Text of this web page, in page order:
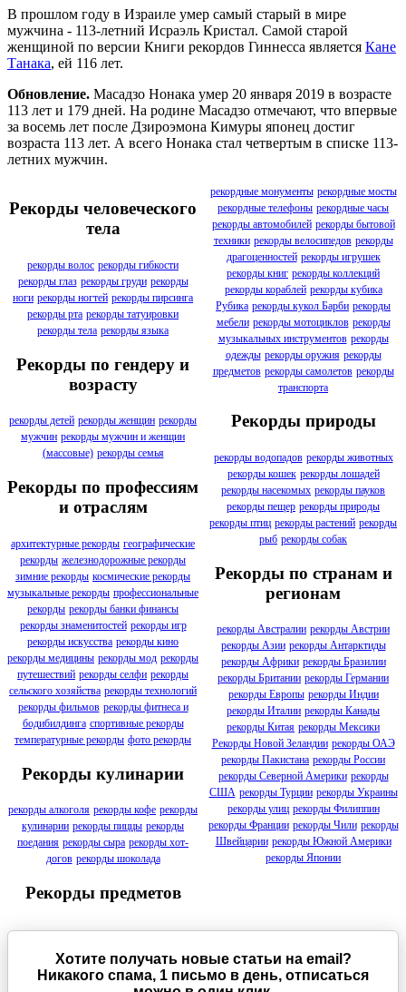
В прошлом году в Израиле умер самый старый в мире
мужчина - 113-летний Исраэль Кристал. Самой старой
женщиной по версии Книги рекордов Гиннесса является Кане
Танака, ей 116 лет.
Обновление. Масадзо Нонака умер 20 января 2019 в возрасте
113 лет и 179 дней. На родине Масадзо отмечают, что впервые
за восемь лет после Дзироэмона Кимуры японец достиг
возраста 113 лет. А всего Нонака стал четвертым в списке 113-
летних мужчин.
Рекорды человеческого
тела
рекорды волос рекорды гибкости
рекорды глаз рекорды груди рекорды
ноги рекорды ногтей рекорды пирсинга
рекорды рта рекорды татуировки
рекорды тела рекорды языка
Рекорды по гендеру и
возрасту
рекорды детей рекорды женщин рекорды
мужчин рекорды мужчин и женщин
(массовые) рекорды семья
Рекорды по профессиям
и отраслям
архитектурные рекорды географические
рекорды железнодорожные рекорды
зимние рекорды космические рекорды
музыкальные рекорды профессиональные
рекорды рекорды банки финансы
рекорды знаменитостей рекорды игр
рекорды искусства рекорды кино
рекорды медицины рекорды мод рекорды
путешествий рекорды селфи рекорды
сельского хозяйства рекорды технологий
рекорды фильмов рекорды фитнеса и
бодибилдинга спортивные рекорды
температурные рекорды фото рекорды
Рекорды кулинарии
рекорды алкоголя рекорды кофе рекорды
кулинарии рекорды пиццы рекорды
поедания рекорды сыра рекорды хот-
догов рекорды шоколада
Рекорды предметов
рекордные монументы рекордные мосты
рекордные телефоны рекордные часы
рекорды автомобилей рекорды бытовой
техники рекорды велосипедов рекорды
драгоценностей рекорды игрушек
рекорды книг рекорды коллекций
рекорды кораблей рекорды кубика
Рубика рекорды кукол Барби рекорды
мебели рекорды мотоциклов рекорды
музыкальных инструментов рекорды
одежды рекорды оружия рекорды
предметов рекорды самолетов рекорды
транспорта
Рекорды природы
рекорды водопадов рекорды животных
рекорды кошек рекорды лошадей
рекорды насекомых рекорды пауков
рекорды пещер рекорды природы
рекорды птиц рекорды растений рекорды
рыб рекорды собак
Рекорды по странам и
регионам
рекорды Австралии рекорды Австрии
рекорды Азии рекорды Антарктиды
рекорды Африки рекорды Бразилии
рекорды Британии рекорды Германии
рекорды Европы рекорды Индии
рекорды Италии рекорды Канады
рекорды Китая рекорды Мексики
Рекорды Новой Зеландии рекорды ОАЭ
рекорды Пакистана рекорды России
рекорды Северной Америки рекорды
США рекорды Турции рекорды Украины
рекорды улиц рекорды Филиппин
рекорды Франции рекорды Чили рекорды
Швейцарии рекорды Южной Америки
рекорды Японии
Хотите получать новые статьи на email?
Никакого спама, 1 письмо в день, отписаться